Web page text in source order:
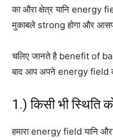
का औरा क्षेत्र यानि energy
मुकाबले strong होगा और
चलिए जानते है benefit of
बाद आप अपने energy field
1.) किसी भी स्थिति
हमारा energy field यानि